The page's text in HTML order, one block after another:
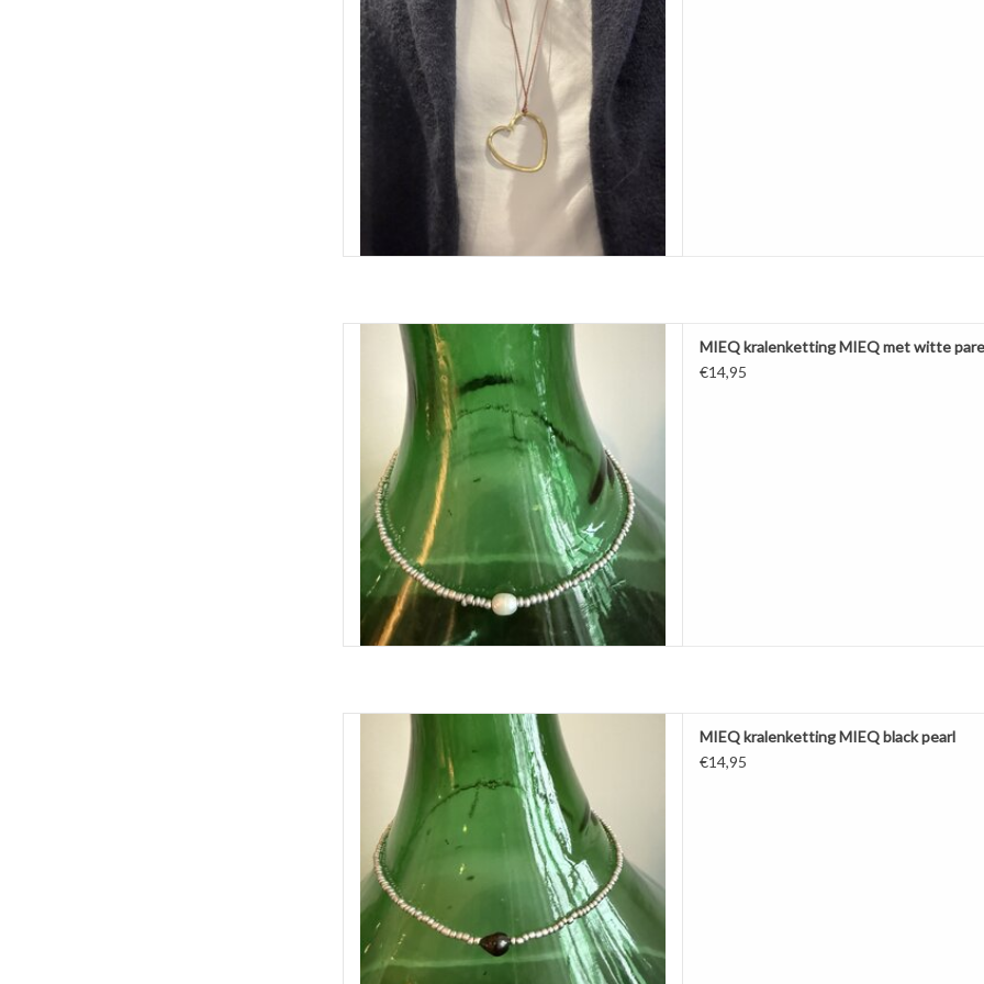
Afwerking met parels. Heerlijke ketting! Draagt
makkelijk en is licht.
Het hart is gemaakt van messi
TOEVOEGEN AAN WINKELWAGEN
Kralenketting MIEQ met een witte gecultiveerde
parel.
Door zijn eenvoud prachtig.
Valt mooi in de hals, is nog verstelbaar bij de sluiting.
TOEVOEGEN AAN WINKELWAGEN
MIEQ kralenketting MIEQ met witte
€14,95
Kralenketting MIEQ met een zwarte gecultiveerde
parel.
Door zijn eenvoud prachtig.
Valt mooi in de hals, is nog verstelbaar bij de sluiting.
TOEVOEGEN AAN WINKELWAGEN
MIEQ kralenketting MIEQ black pearl
€14,95